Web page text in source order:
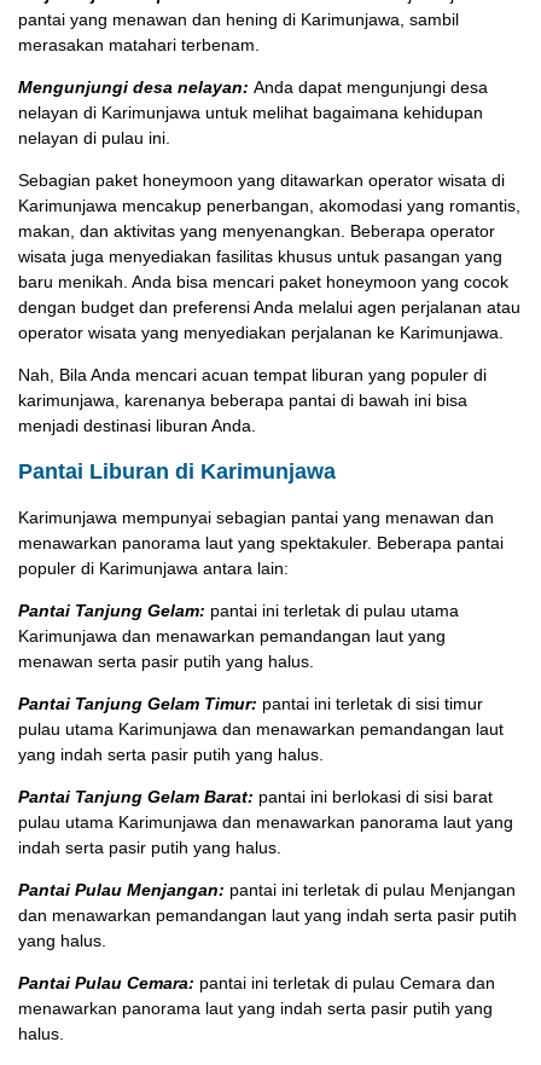
pantai yang menawan dan hening di Karimunjawa, sambil
merasakan matahari terbenam.
Mengunjungi desa nelayan: Anda dapat mengunjungi desa
nelayan di Karimunjawa untuk melihat bagaimana kehidupan
nelayan di pulau ini.
Sebagian paket honeymoon yang ditawarkan operator wisata di
Karimunjawa mencakup penerbangan, akomodasi yang romantis,
makan, dan aktivitas yang menyenangkan. Beberapa operator
wisata juga menyediakan fasilitas khusus untuk pasangan yang
baru menikah. Anda bisa mencari paket honeymoon yang cocok
dengan budget dan preferensi Anda melalui agen perjalanan atau
operator wisata yang menyediakan perjalanan ke Karimunjawa.
Nah, Bila Anda mencari acuan tempat liburan yang populer di
karimunjawa, karenanya beberapa pantai di bawah ini bisa
menjadi destinasi liburan Anda.
Pantai Liburan di Karimunjawa
Karimunjawa mempunyai sebagian pantai yang menawan dan
menawarkan panorama laut yang spektakuler. Beberapa pantai
populer di Karimunjawa antara lain:
Pantai Tanjung Gelam: pantai ini terletak di pulau utama
Karimunjawa dan menawarkan pemandangan laut yang
menawan serta pasir putih yang halus.
Pantai Tanjung Gelam Timur: pantai ini terletak di sisi timur
pulau utama Karimunjawa dan menawarkan pemandangan laut
yang indah serta pasir putih yang halus.
Pantai Tanjung Gelam Barat: pantai ini berlokasi di sisi barat
pulau utama Karimunjawa dan menawarkan panorama laut yang
indah serta pasir putih yang halus.
Pantai Pulau Menjangan: pantai ini terletak di pulau Menjangan
dan menawarkan pemandangan laut yang indah serta pasir putih
yang halus.
Pantai Pulau Cemara: pantai ini terletak di pulau Cemara dan
menawarkan panorama laut yang indah serta pasir putih yang
halus.